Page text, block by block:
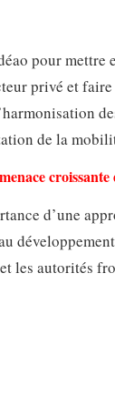
pour
privé et
de la
d’une
les autorités